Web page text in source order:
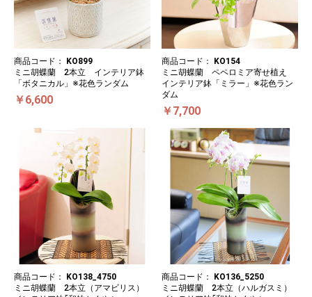
商品コード： KO899
ミニ胡蝶蘭 2本立 インテリア鉢
「ボタニカル」※花色ランダム
￥6,600
商品コード： KO154
ミニ胡蝶蘭 ペペロミア寄せ植え
インテリア鉢「ミラー」※花色ラン
ダム
￥7,700
商品コード： KO138_4750
ミニ胡蝶蘭 2本立（アマビリス）
商品コード： KO136_5250
ミニ胡蝶蘭 2本立（ハルガスミ）